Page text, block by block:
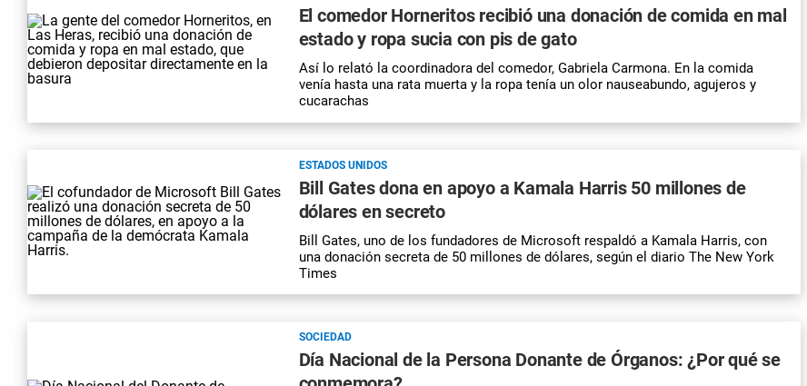
El comedor Horneritos recibió una donación de comida en mal
estado y ropa sucia con pis de gato
Así lo relató la coordinadora del comedor, Gabriela Carmona. En la comida
venía hasta una rata muerta y la ropa tenía un olor nauseabundo, agujeros y
cucarachas
ESTADOS UNIDOS
Bill Gates dona en apoyo a Kamala Harris 50 millones de
dólares en secreto
Bill Gates, uno de los fundadores de Microsoft respaldó a Kamala Harris, con
una donación secreta de 50 millones de dólares, según el diario The New York
Times
SOCIEDAD
Día Nacional de la Persona Donante de Órganos: ¿Por qué se